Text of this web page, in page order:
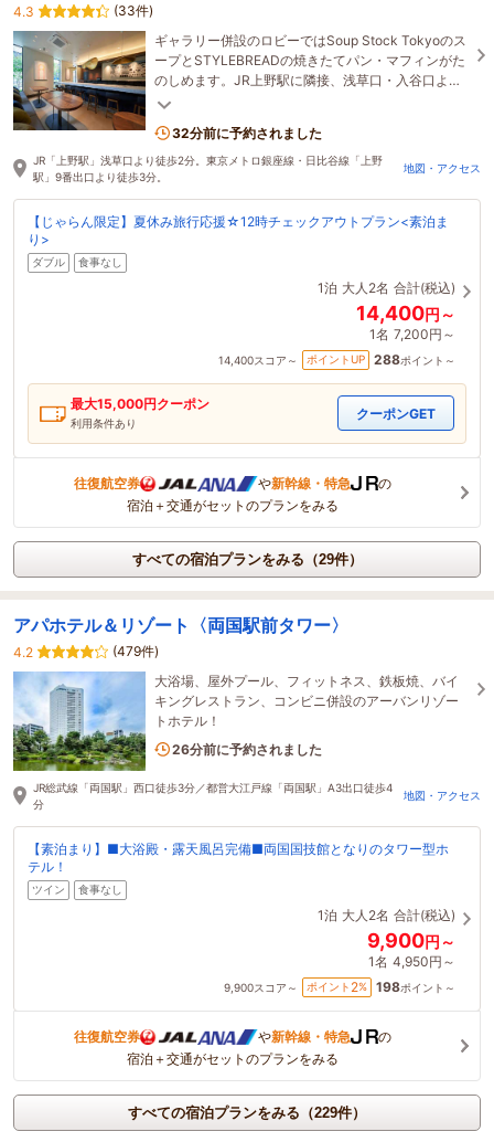
4.3
(33件)
ギャラリー併設のロビーではSoup Stock Tokyoのス
ープとSTYLEBREADの焼きたてパン・マフィンがた
のしめます。JR上野駅に隣接、浅草口・入谷口より
徒歩2分♪パンダモチーフのコンセプトルームがおす
32分前に予約されました
JR「上野駅」浅草口より徒歩2分。東京メトロ銀座線・日比谷線「上野
駅」9番出口より徒歩3分。
地図・アクセス
【じゃらん限定】夏休み旅行応援☆12時チェックアウトプラン<素泊ま
り>
ダブル 食事なし
1泊 大人2名 合計(税込)
14,400円～
1名 7,200円～
14,400スコア～ ポイントUP 288ポイント～
最大15,000円クーポン
利用条件あり
クーポンGET
往復航空券 や新幹線・特急
の
宿泊＋交通がセットのプランをみる
すべての宿泊プランをみる（29件）
アパホテル＆リゾート〈両国駅前タワー〉
4.2
(479件)
大浴場、屋外プール、フィットネス、鉄板焼、バイ
キングレストラン、コンビニ併設のアーバンリゾー
トホテル！
3名がこの宿を見ています
JR総武線「両国駅」西口徒歩3分／都営大江戸線「両国駅」A3出口徒歩4
分
地図・アクセス
【素泊まり】■大浴殿・露天風呂完備■両国国技館となりのタワー型ホ
テル！
ツイン 食事なし
1泊 大人2名 合計(税込)
9,900円～
1名 4,950円～
9,900スコア～ ポイント 2% 198ポイント～
往復航空券 や新幹線・特急
の
宿泊＋交通がセットのプランをみる
すべての宿泊プランをみる（229件）